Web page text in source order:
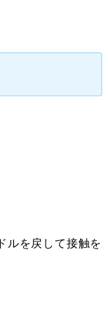
ルを戻して接触を